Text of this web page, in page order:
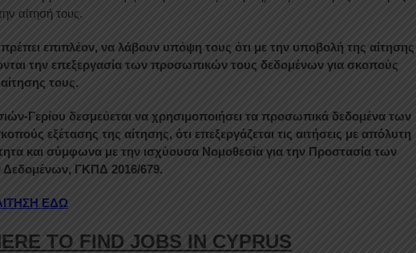
αίτησή τους.
πρέπει επιπλέον, να λάβουν υπόψη τους ότι με την υποβολή της αίτησης
την επεξεργασία των προσωπικών τους δεδομένων για σκοπούς
τους.
Γερίου δεσμεύεται να χρησιμοποιήσει τα προσωπικά δεδομένα των
εξέτασης της αίτησης, ότι επεξεργάζεται τις αιτήσεις με απόλυτη
και σύμφωνα με την ισχύουσα Νομοθεσία για την Προστασία των
ΓΚΠΔ 2016/679.
ΕΔΩ
TO FIND JOBS IN CYPRUS